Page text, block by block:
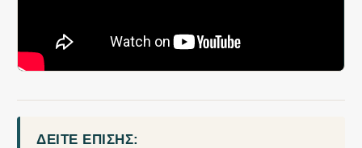
ΔΕΊΤΕ ΕΠΊΣΗΣ: